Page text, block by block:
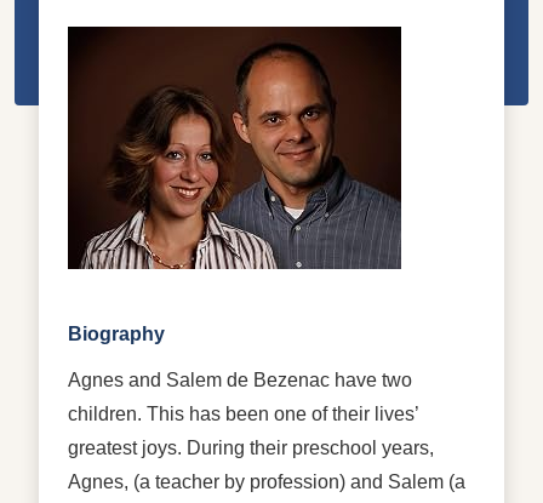
Biography
Agnes and Salem de Bezenac have two
children. This has been one of their lives’
greatest joys. During their preschool years,
Agnes, (a teacher by profession) and Salem (a